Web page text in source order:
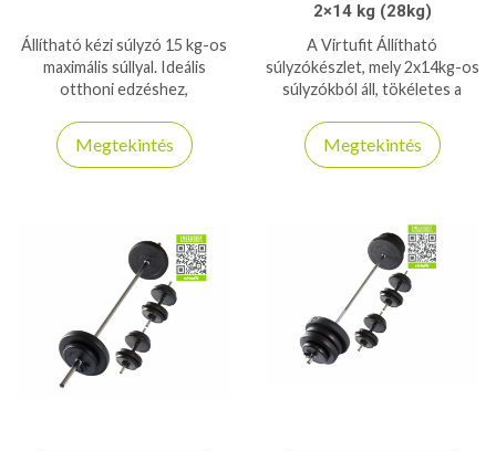
Állítható kézi súlyzó 15 kg-os
maximális súllyal. Ideális
otthoni edzéshez,
megoldás az erőnlét
fejlesztésére.
Megtekintés
2×14 kg (28kg)
A Virtufit Állítható
súlyzókészlet, mely 2x14kg-os
súlyzókból áll, tökéletes a
Megtekintés